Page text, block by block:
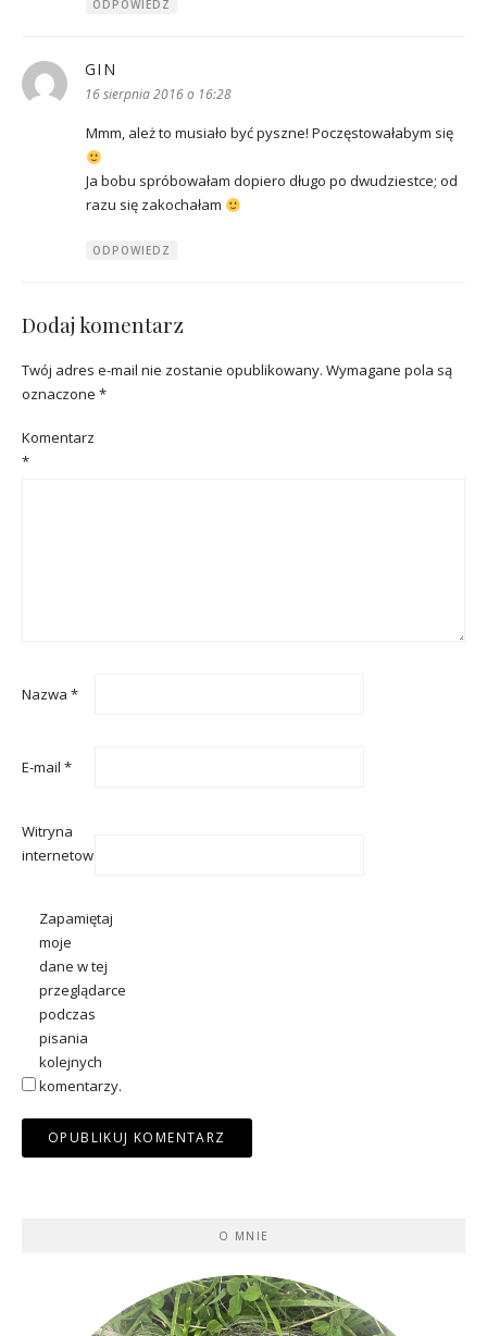
ODPOWIEDZ
GIN
16 sierpnia 2016 o 16:28
Mmm, ależ to musiało być pyszne! Poczęstowałabym się
Ja bobu spróbowałam dopiero długo po dwudziestce; od
razu się zakochałam
ODPOWIEDZ
Dodaj komentarz
Twój adres e-mail nie zostanie opublikowany. Wymagane pola są
oznaczone *
Komentarz
*
Nazwa *
E-mail *
Witryna
internetowa
Zapamiętaj
moje
dane w tej
przeglądarce
podczas
pisania
kolejnych
komentarzy.
O MNIE